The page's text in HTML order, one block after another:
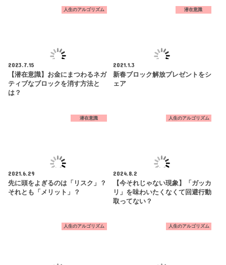
人生のアルゴリズム
2023.7.15
【潜在意識】お金にまつわるネガ
ティブなブロックを消す方法と
は？
潜在意識
2021.1.3
新春ブロック解放プレゼントをシ
ェア
潜在意識
2021.6.29
先に頭をよぎるのは「リスク」？
それとも「メリット」？
人生のアルゴリズム
2024.8.2
【今それじゃない現象】「ガッカ
リ」を味わいたくなくて回避行動
取ってない？
人生のアルゴリズム 人生のアルゴリズム